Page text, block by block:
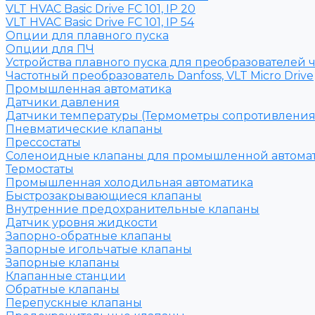
VLT HVAC Basic Drive FC 101, IP 20
VLT HVAC Basic Drive FC 101, IP 54
Опции для плавного пуска
Опции для ПЧ
Устройства плавного пуска для преобразователей
Частотный преобразователь Danfoss, VLT Micro Drive
Промышленная автоматика
Датчики давления
Датчики температуры (Термометры
Пневматические клапаны
Прессостаты
Соленоидные клапаны для промышленной
Термостаты
Промышленная холодильная автоматика
Быстрозакрывающиеся клапаны
Внутренние предохранительные клапаны
Датчик уровня жидкости
Запорно-обратные клапаны
Запорные игольчатые клапаны
Запорные клапаны
Клапанные станции
Обратные клапаны
Перепускные клапаны